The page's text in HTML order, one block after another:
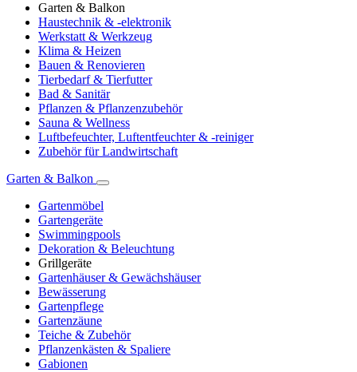
Garten & Balkon
Haustechnik & -elektronik
Werkstatt & Werkzeug
Klima & Heizen
Bauen & Renovieren
Tierbedarf & Tierfutter
Bad & Sanitär
Pflanzen & Pflanzenzubehör
Sauna & Wellness
Luftbefeuchter, Luftentfeuchter & -reiniger
Zubehör für Landwirtschaft
Garten & Balkon
Gartenmöbel
Gartengeräte
Swimmingpools
Dekoration & Beleuchtung
Grillgeräte
Gartenhäuser & Gewächshäuser
Bewässerung
Gartenpflege
Gartenzäune
Teiche & Zubehör
Pflanzenkästen & Spaliere
Gabionen